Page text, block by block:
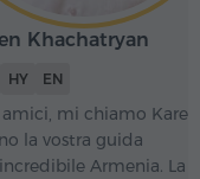
Khachatryan
HY EN
amici, mi chiamo Karen
la vostra guida
Armenia. La